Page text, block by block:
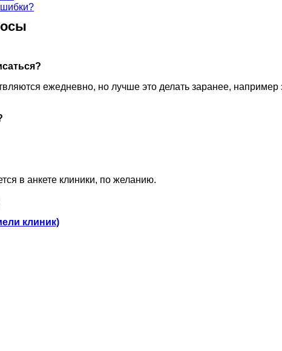
ежедневно, но лучше это делать заранее,
в анкете клиники, по желанию.
клиник)